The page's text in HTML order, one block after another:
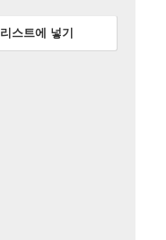
리스트에 넣기